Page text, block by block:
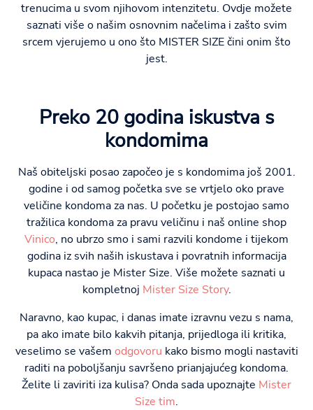
trenucima u svom njihovom intenzitetu. Ovdje možete
saznati više o našim osnovnim načelima i zašto svim
srcem vjerujemo u ono što MISTER SIZE čini onim što
jest.
Preko 20 godina iskustva s
kondomima
Naš obiteljski posao započeo je s kondomima još 2001.
godine i od samog početka sve se vrtjelo oko prave
veličine kondoma za nas. U početku je postojao samo
tražilica kondoma za pravu veličinu i naš online shop
Vinico, no ubrzo smo i sami razvili kondome i tijekom
godina iz svih naših iskustava i povratnih informacija
kupaca nastao je Mister Size. Više možete saznati u
kompletnoj Mister Size Story.
Naravno, kao kupac, i danas imate izravnu vezu s nama,
pa ako imate bilo kakvih pitanja, prijedloga ili kritika,
veselimo se vašem odgovoru kako bismo mogli nastaviti
raditi na poboljšanju savršeno prianjajućeg kondoma.
Želite li zaviriti iza kulisa? Onda sada upoznajte Mister
Size tim.